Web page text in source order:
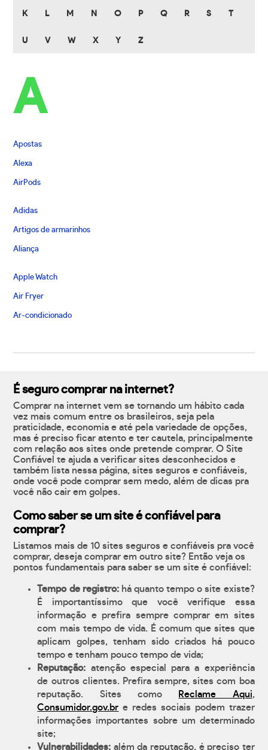
K L M N O P Q R S T
U V W X Y Z
A
Apostas
Alexa
AirPods
Adidas
Artigos de armarinhos
Aliança
Apple Watch
Air Fryer
Ar-condicionado
É seguro comprar na internet?
Comprar na internet vem se tornando um hábito cada
vez mais comum entre os brasileiros, seja pela
praticidade, economia e até pela variedade de opções,
mas é preciso ficar atento e ter cautela, principalmente
com relação aos sites onde pretende comprar. O Site
Confiável te ajuda a verificar sites desconhecidos e
também lista nessa página, sites seguros e confiáveis,
onde você pode comprar sem medo, além de dicas pra
você não cair em golpes.
Como saber se um site é confiável para
comprar?
Listamos mais de 10 sites seguros e confiáveis pra você
comprar, deseja comprar em outro site? Então veja os
pontos fundamentais para saber se um site é confiável:
Tempo de registro:há quanto tempo o site existe?
É importantíssimo que você verifique essa
informação e prefira sempre comprar em sites
com mais tempo de vida. É comum que sites que
aplicam golpes, tenham sido criados há pouco
tempo e tenham pouco tempo de vida;
Reputação: atenção especial para a experiência
de outros clientes. Prefira sempre, sites com boa
reputação. Sites como
Reclame Aqui,
Consumidor.gov.br e redes sociais podem trazer
informações importantes sobre um determinado
site;
Vulnerabilidades: além da reputação, é preciso ter